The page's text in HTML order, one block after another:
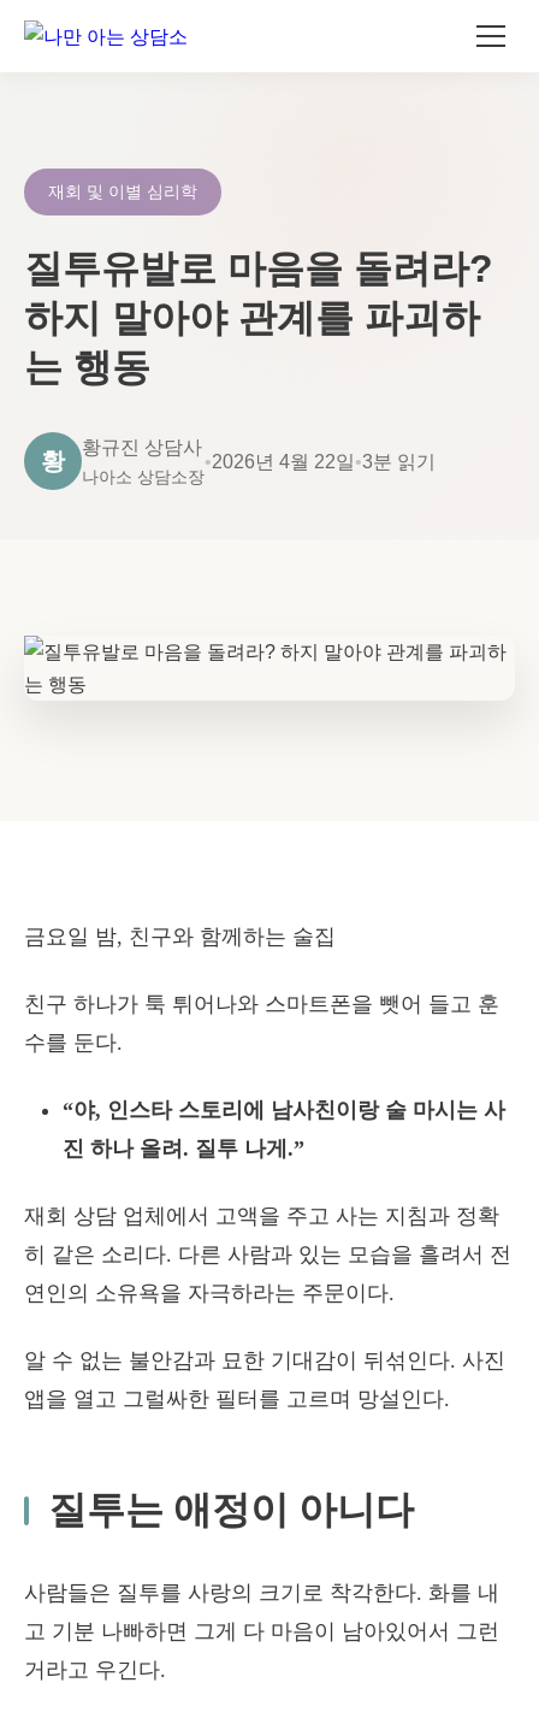
재회 및 이별 심리학
질투유발로 마음을 돌려라?
하지 말아야 관계를 파괴하
는 행동
황
황규진 상담사
나아소 상담소장
•2026년 4월 22일•3분 읽기
금요일 밤, 친구와 함께하는 술집
친구 하나가 툭 튀어나와 스마트폰을 뺏어 들고 훈
수를 둔다.
“야, 인스타 스토리에 남사친이랑 술 마시는 사
진 하나 올려. 질투 나게.”
재회 상담 업체에서 고액을 주고 사는 지침과 정확
히 같은 소리다. 다른 사람과 있는 모습을 흘려서 전
연인의 소유욕을 자극하라는 주문이다.
알 수 없는 불안감과 묘한 기대감이 뒤섞인다. 사진
앱을 열고 그럴싸한 필터를 고르며 망설인다.
질투는 애정이 아니다
사람들은 질투를 사랑의 크기로 착각한다. 화를 내
고 기분 나빠하면 그게 다 마음이 남아있어서 그런
거라고 우긴다.